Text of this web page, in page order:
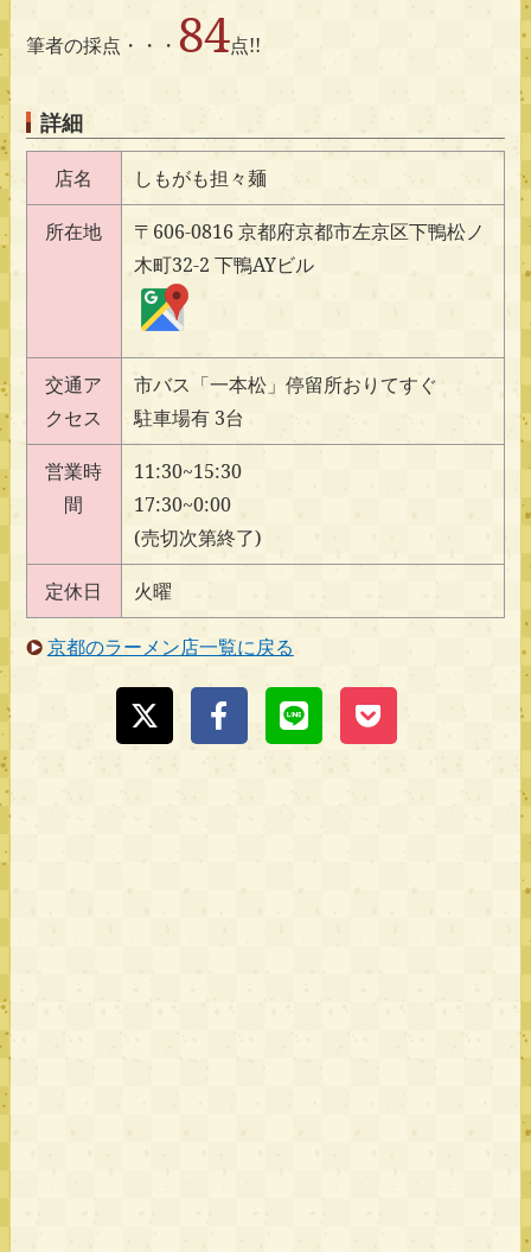
筆者の採点・・・ 84点!!
詳細
店名 しもがも担々麺
所在地
〒606-0816 京都府京都市左京区下鴨松ノ
木町32-2 下鴨AYビル
交通ア
クセス
市バス「一本松」停留所おりてすぐ
駐車場有 3台
営業時
間
11:30~15:30
17:30~0:00
(売切次第終了)
定休日 火曜
京都のラーメン店一覧に戻る